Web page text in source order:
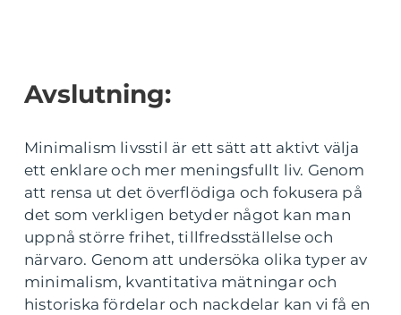
Avslutning:
Minimalism livsstil är ett sätt att aktivt välja
ett enklare och mer meningsfullt liv. Genom
att rensa ut det överflödiga och fokusera på
det som verkligen betyder något kan man
uppnå större frihet, tillfredsställelse och
närvaro. Genom att undersöka olika typer av
minimalism, kvantitativa mätningar och
historiska fördelar och nackdelar kan vi få en